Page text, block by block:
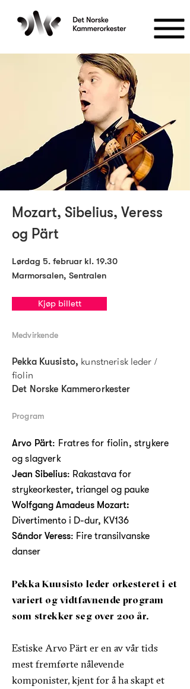
Mozart, Sibelius, Veress
og Pärt
Lørdag 5. februar kl. 19.30
Marmorsalen, Sentralen
Kjøp billett
Medvirkende
Pekka Kuusisto, kunstnerisk leder /
fiolin
Det Norske Kammerorkester
Program
Arvo Pärt: Fratres for fiolin, strykere
og slagverk
Jean Sibelius: Rakastava for
strykeorkester, triangel og pauke
Wolfgang Amadeus Mozart:
Divertimento i D-dur, KV136
Sándor Veress: Fire transilvanske
danser
Pekka Kuusisto leder orkesteret i et
variert og vidtfavnende program
som strekker seg over 200 år.
Estiske Arvo Pärt er en av vår tids
mest fremførte nålevende
komponister, kjent for å ha skapt et